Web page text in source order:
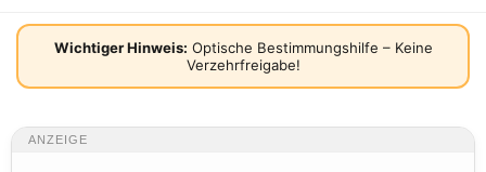
Wichtiger Hinweis: Optische Bestimmungshilfe – Keine
Verzehrfreigabe!
ANZEIGE